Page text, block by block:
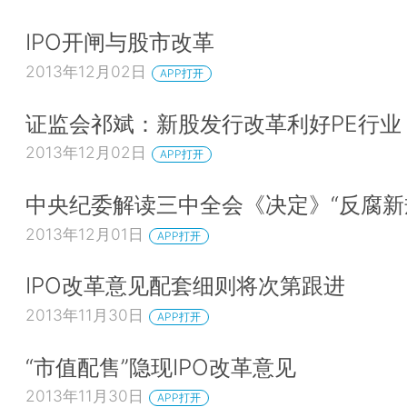
IPO开闸与股市改革
2013年12月02日 APP打开
证监会祁斌：新股发行改革利好PE行业
2013年12月02日 APP打开
中央纪委解读三中全会《决定》“反腐新
2013年12月01日 APP打开
IPO改革意见配套细则将次第跟进
2013年11月30日 APP打开
“市值配售”隐现IPO改革意见
2013年11月30日 APP打开